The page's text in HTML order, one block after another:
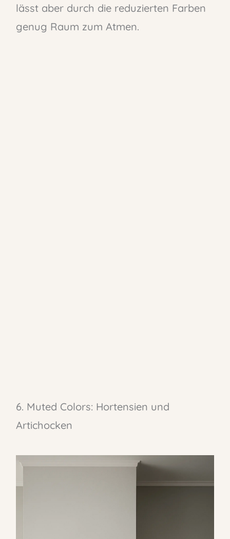
lässt aber durch die reduzierten Farben
genug Raum zum Atmen.
6. Muted Colors: Hortensien und
Artichocken